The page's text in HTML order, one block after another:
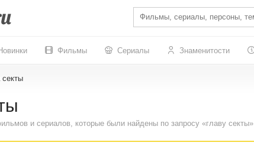
Фильмы Сериалы Знаменитости
секты
и сериалов, которые были найдены по запросу «главу секты»